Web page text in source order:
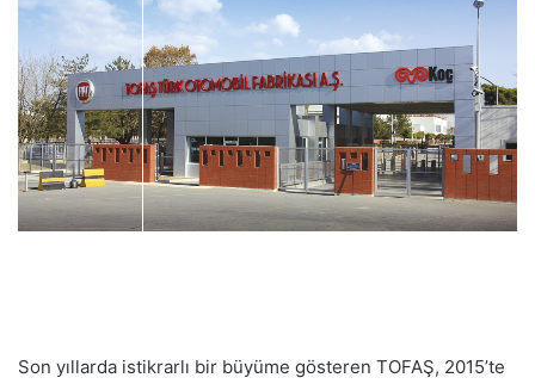
Son yıllarda istikrarlı bir büyüme gösteren TOFAŞ, 2015’te